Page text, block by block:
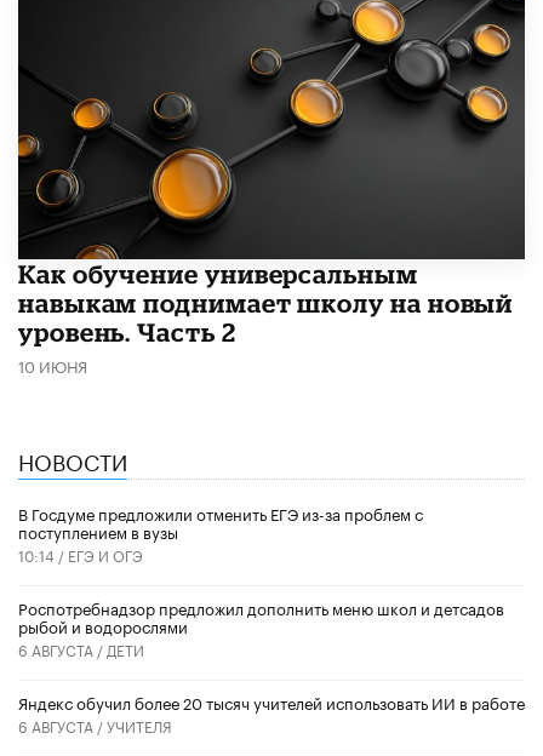
​Как обучение универсальным
навыкам поднимает школу на новый
уровень. Часть 2
10 ИЮНЯ
НОВОСТИ
В Госдуме предложили отменить ЕГЭ из-за проблем с
поступлением в вузы
10:14 / ЕГЭ И ОГЭ
Роспотребнадзор предложил дополнить меню школ и детсадов
рыбой и водорослями
6 АВГУСТА / ДЕТИ
​Яндекс обучил более 20 тысяч учителей использовать ИИ в работе
6 АВГУСТА /УЧИТЕЛЯ